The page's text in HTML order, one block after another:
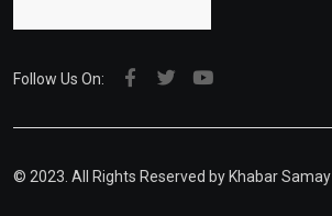
Follow Us On:
© 2023. All Rights Reserved by Khabar Samay